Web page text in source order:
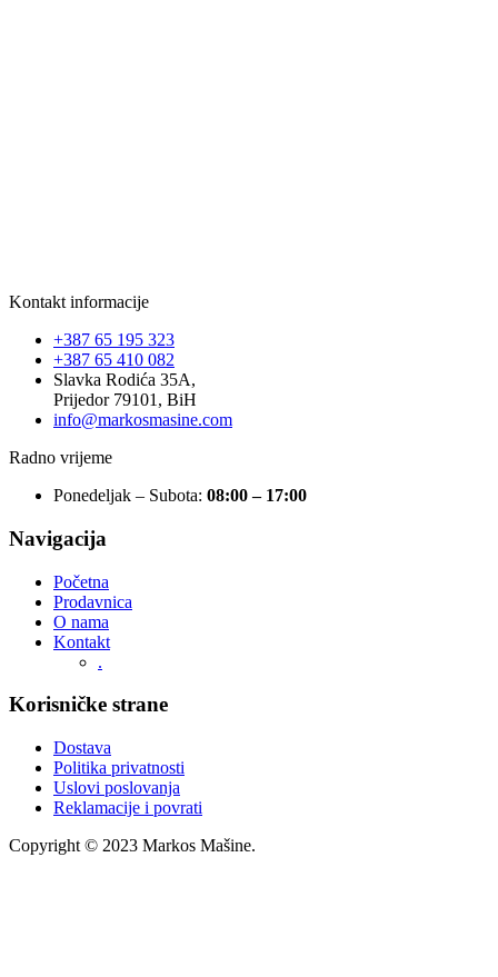
Kontakt informacije
+387 65 195 323
+387 65 410 082
Slavka Rodića 35A,
Prijedor 79101, BiH
info@markosmasine.com
Radno vrijeme
Ponedeljak – Subota: 08:00 – 17:00
Navigacija
Početna
Prodavnica
O nama
Kontakt
.
Korisničke strane
Dostava
Politika privatnosti
Uslovi poslovanja
Reklamacije i povrati
Copyright © 2023 Markos Mašine.